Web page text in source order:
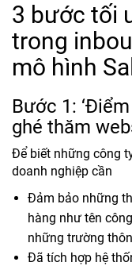
3 bước tối
trong
mô hình
Bước 1:
ghé thăm
Để biết những công
doanh nghiệp cần
Đảm bảo những
hàng như tên
những trường
Đã tích hợp hệ